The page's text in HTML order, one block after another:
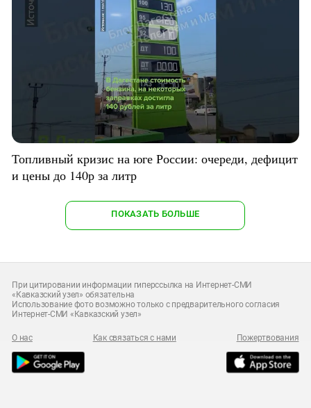
Топливный кризис на юге России: очереди, дефицит
и цены до 140р за литр
ПОКАЗАТЬ БОЛЬШЕ
При цитировании информации гиперссылка на Интернет-СМИ
«Кавказский узел» обязательна
Использование фото возможно только с предварительного согласия
Интернет-СМИ «Кавказский узел»
О нас Как связаться с нами Пожертвования